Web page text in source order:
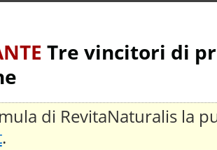
Tre vincitori di
di RevitaNaturalis la
.